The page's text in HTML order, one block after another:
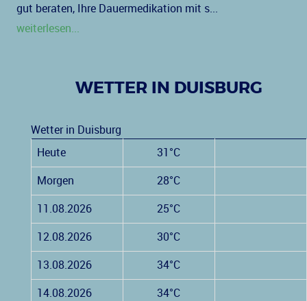
gut beraten, Ihre Dauermedikation mit s...
weiterlesen...
WETTER IN DUISBURG
Wetter in Duisburg
Heute
31°C
Morgen 28°C
11.08.2026 25°C
12.08.2026 30°C
13.08.2026 34°C
14.08.2026 34°C